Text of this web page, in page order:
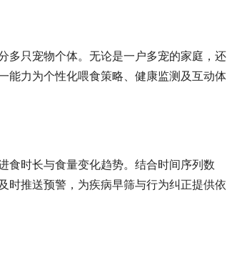
多只宠物个体。无论是一户多宠的家庭，还
能力为个性化喂食策略、健康监测及互动体
食时长与食量变化趋势。结合时间序列数
时推送预警，为疾病早筛与行为纠正提供依